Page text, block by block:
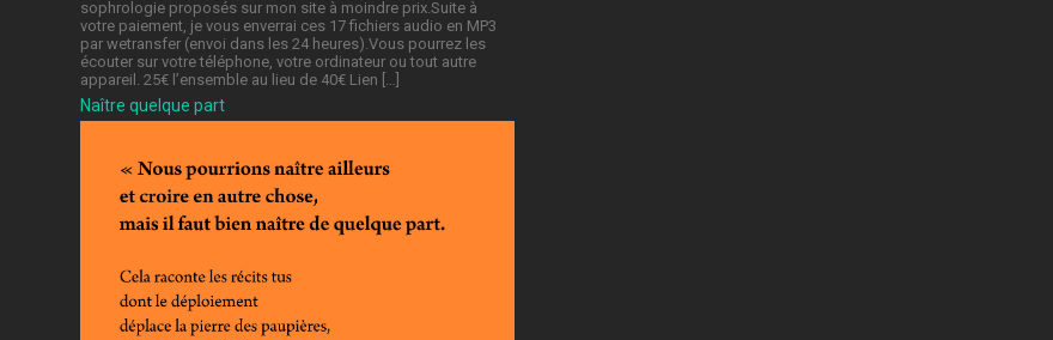
sophrologie proposés sur mon site à moindre prix.Suite à
votre paiement, je vous enverrai ces 17 fichiers audio en MP3
par wetransfer (envoi dans les 24 heures).Vous pourrez les
écouter sur votre téléphone, votre ordinateur ou tout autre
appareil. 25€ l’ensemble au lieu de 40€ Lien […]
Naître quelque part